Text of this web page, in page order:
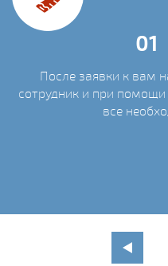
01
После заявки к вам
сотрудник и при
все